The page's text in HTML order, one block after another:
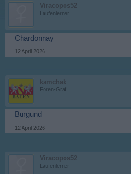
Viracopos52
Laufenlerner
Chardonnay
12 April 2026
kamchak
Foren-Graf
Burgund
12 April 2026
Viracopos52
Laufenlerner